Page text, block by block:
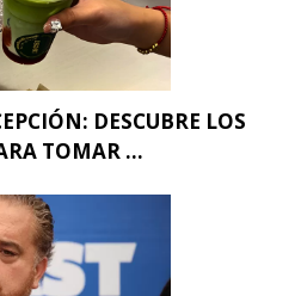
DESCUBRE LOS
TOMAR ...